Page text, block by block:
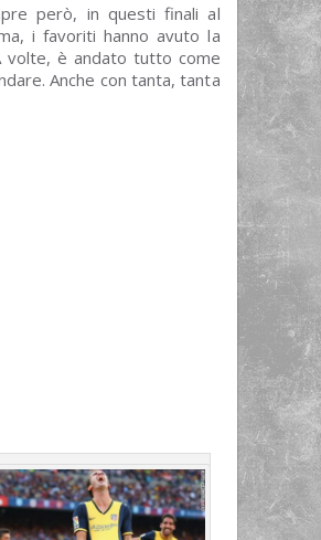
però, in questi finali al
i favoriti hanno avuto la
volte, è andato tutto come
Anche con tanta, tanta